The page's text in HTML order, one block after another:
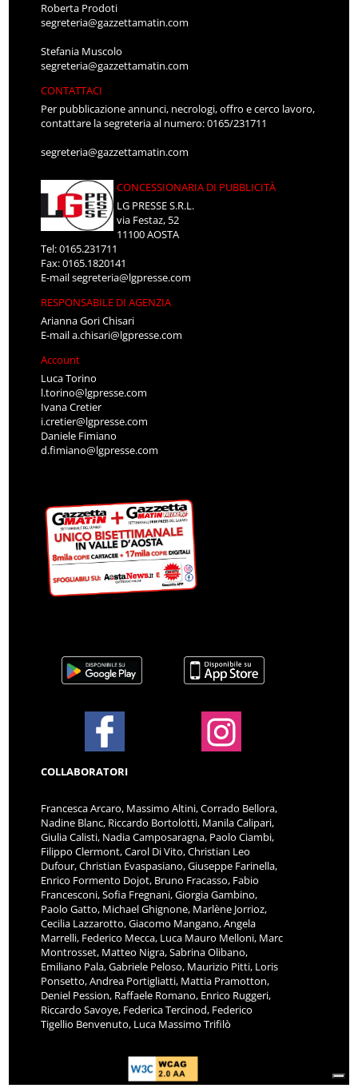
Roberta Prodoti
segreteria@gazzettamatin.com
Stefania Muscolo
segreteria@gazzettamatin.com
CONTATTACI
Per pubblicazione annunci, necrologi, offro e cerco lavoro,
contattare la segreteria al numero: 0165/231711
segreteria@gazzettamatin.com
CONCESSIONARIA DI PUBBLICITÀ
LG PRESSE S.R.L.
via Festaz, 52
11100 AOSTA
Tel: 0165.231711
Fax: 0165.1820141
E-mailsegreteria@lgpresse.com
RESPONSABILE DI AGENZIA
Arianna Gori Chisari
E-maila.chisari@lgpresse.com
Account
Luca Torino
l.torino@lgpresse.com
Ivana Cretier
i.cretier@lgpresse.com
Daniele Fimiano
d.fimiano@lgpresse.com
COLLABORATORI
Francesca Arcaro, Massimo Altini, Corrado Bellora,
Nadine Blanc, Riccardo Bortolotti, Manila Calipari,
Giulia Calisti, Nadia Camposaragna, Paolo Ciambi,
Filippo Clermont, Carol Di Vito, Christian Leo
Dufour, Christian Evaspasiano, Giuseppe Farinella,
Enrico Formento Dojot, Bruno Fracasso, Fabio
Francesconi, Sofia Fregnani, Giorgia Gambino,
Paolo Gatto, Michael Ghignone, Marlène Jorrioz,
Cecilia Lazzarotto, Giacomo Mangano, Angela
Marrelli, Federico Mecca, Luca Mauro Melloni, Marc
Montrosset, Matteo Nigra, Sabrina Olibano,
Emiliano Pala, Gabriele Peloso, Maurizio Pitti, Loris
Ponsetto, Andrea Portigliatti, Mattia Pramotton,
Deniel Pession, Raffaele Romano, Enrico Ruggeri,
Riccardo Savoye, Federica Tercinod, Federico
Tigellio Benvenuto, Luca Massimo Trifilò